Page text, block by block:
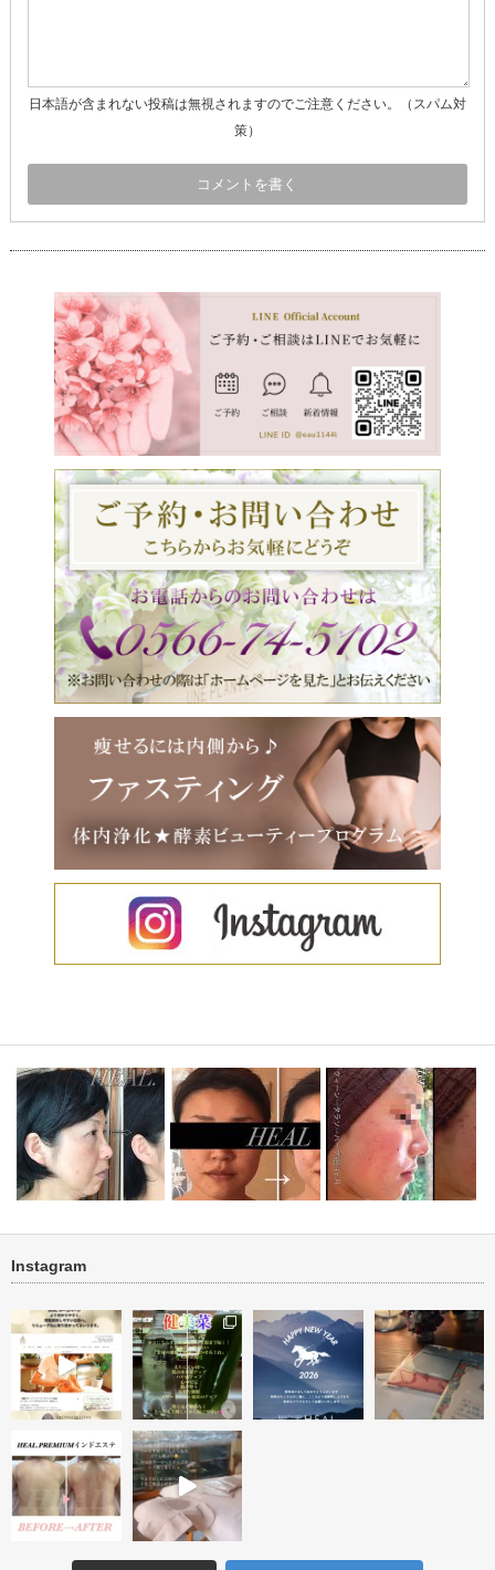
日本語が含まれない投稿は無視されますのでご注意ください。（スパム対
策）
タルミ改善 ハーブトリートメブライダル『小顔・リフト・くニキビ・ニキビ跡 肌再
Instagram